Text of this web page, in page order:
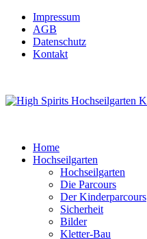
Impressum
AGB
Datenschutz
Kontakt
Home
Hochseilgarten
Hochseilgarten
Die Parcours
Der Kinderparcours
Sicherheit
Bilder
Kletter-Bau